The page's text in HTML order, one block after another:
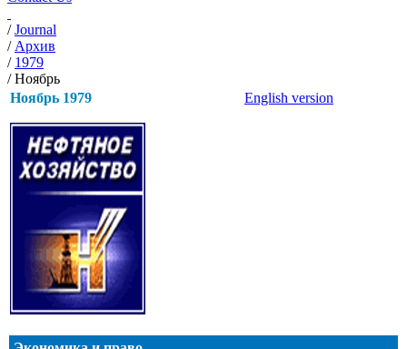
/Journal
/ Архив
/ 1979
/Ноябрь
Ноябрь 1979
English version